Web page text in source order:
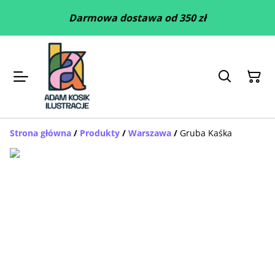
Darmowa dostawa od 350 zł
Strona główna / Produkty / Warszawa / Gruba Kaśka